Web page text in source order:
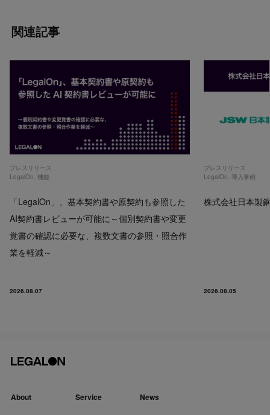
関連記事
プレスリリース
LegalOn,機能
「LegalOn」、基本契約書や原契約も参照した
AI契約書レビューが可能に～個別契約書や変更
覚書の確認に必要な、複数文書の参照・照合作
業を軽減～
2026.08.07
プレスリリース
LegalOn, 導入事例
株式会社日本製
2026.08.05
About Service News